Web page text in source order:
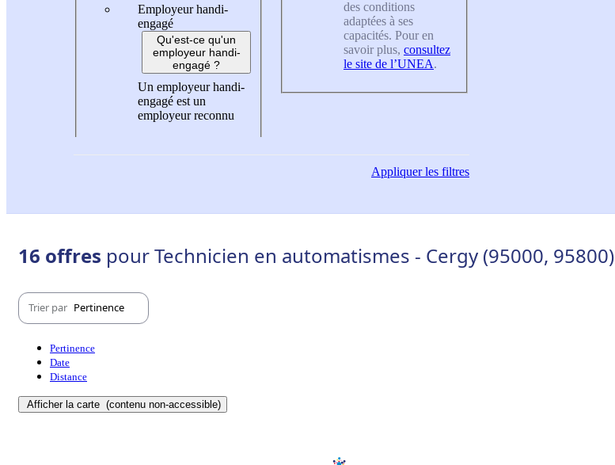
Employeur handi-
engagé
Qu'est-ce qu'un
employeur handi-
engagé ?
Un employeur handi-
engagé est un
employeur reconnu
des conditions
adaptées à ses
capacités. Pour en
savoir plus, consultez
le site de l’UNEA.
Appliquerles filtres
16 offres pour Technicien en automatismes - Cergy (95000, 95800)
Trier par Pertinence
Pertinence
Date
Distance
Afficher la carte (contenu non-accessible)